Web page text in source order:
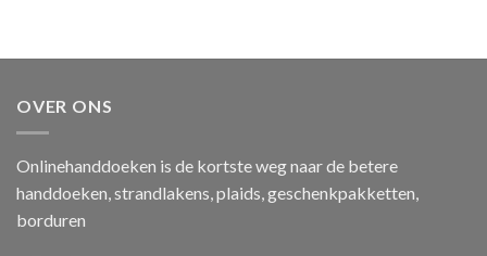
OVER ONS
Onlinehanddoeken is de kortste weg naar de betere
handdoeken, strandlakens, plaids, geschenkpakketten,
borduren